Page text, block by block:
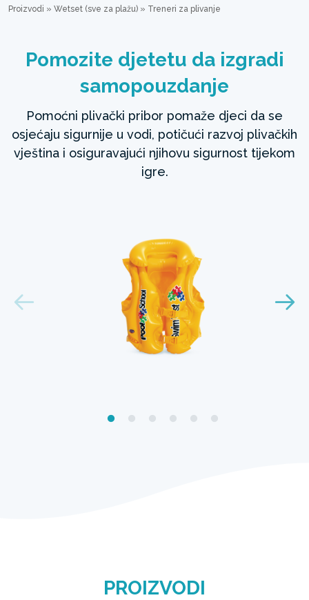
Proizvodi » Wetset (sve za plažu) » Treneri za plivanje
Pomozite djetetu da izgradi
samopouzdanje
Pomoćni plivački pribor pomaže djeci da se
osjećaju sigurnije u vodi, potičući razvoj plivačkih
vještina i osiguravajući njihovu sigurnost tijekom
igre. ​
PROIZVODI